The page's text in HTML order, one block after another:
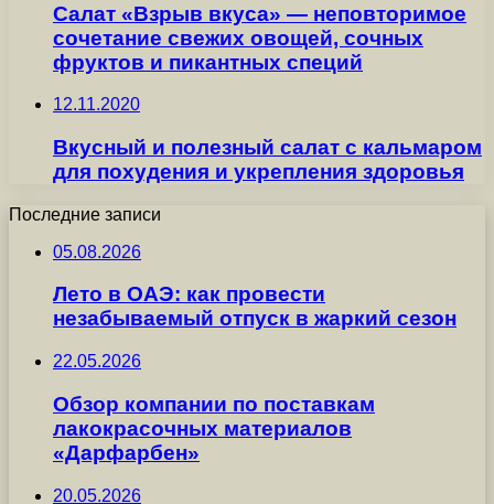
Салат «Взрыв вкуса» — неповторимое
сочетание свежих овощей, сочных
фруктов и пикантных специй
12.11.2020
Вкусный и полезный салат с кальмаром
для похудения и укрепления здоровья
Последние записи
05.08.2026
Лето в ОАЭ: как провести
незабываемый отпуск в жаркий сезон
22.05.2026
Обзор компании по поставкам
лакокрасочных материалов
«Дарфарбен»
20.05.2026